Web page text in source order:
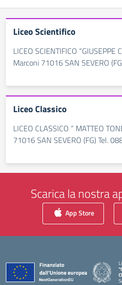
Liceo Scientifico
LICEO SCIENTIFICO “GIUSEPPE
Marconi 71016 SAN SEVERO
Liceo Classico
LICEO CLASSICO “ MATTEO
71016 SAN SEVERO (FG) Tel.
Scarica la nostra
App Store